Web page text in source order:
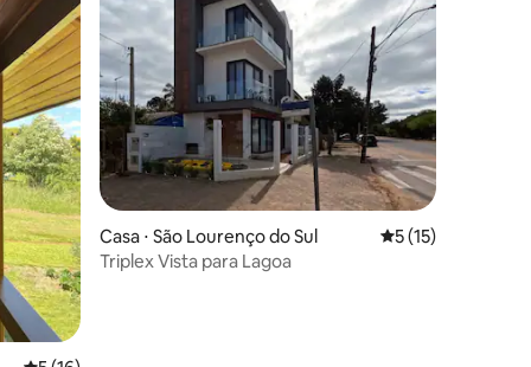
Casa ⋅ São Lourenço do Sul 5 de uma
5 (15)
Triplex Vista para Lagoa